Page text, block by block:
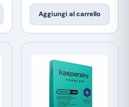
Aggiungi al carrello